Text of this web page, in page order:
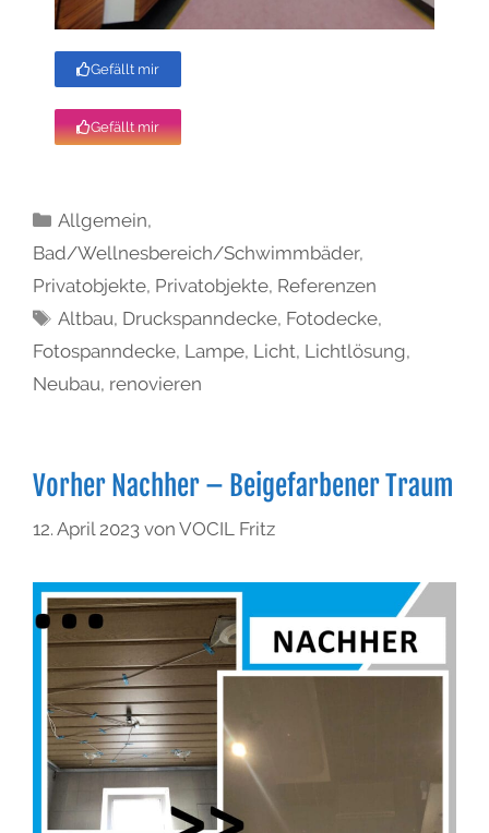
Gefällt mir
Gefällt mir
Allgemein,
Bad/Wellnesbereich/Schwimmbäder,
Privatobjekte, Privatobjekte, Referenzen
Altbau, Druckspanndecke, Fotodecke,
Fotospanndecke, Lampe, Licht, Lichtlösung,
Neubau, renovieren
Vorher Nachher – Beigefarbener Traum
12. April 2023 von VOCIL Fritz